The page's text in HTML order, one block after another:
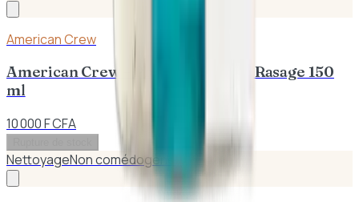
American Crew
American Crew – Precision Gel de Rasage 150
ml
10 000 F CFA
NettoyageNon comédogène